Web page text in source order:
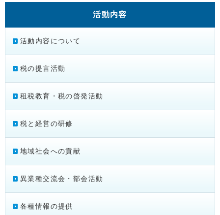
活動内容
活動内容について
税の提言活動
租税教育・税の啓発活動
税と経営の研修
地域社会への貢献
異業種交流会・部会活動
各種情報の提供